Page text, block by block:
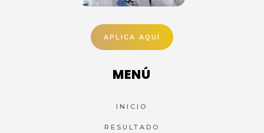
APLICA AQUÍ
MENÚ
INICIO
RESULTADO